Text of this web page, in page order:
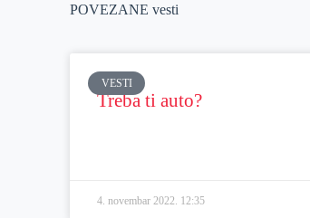
POVEZANE vesti
VESTI
Treba ti auto?
4. novembar 2022. 12:35